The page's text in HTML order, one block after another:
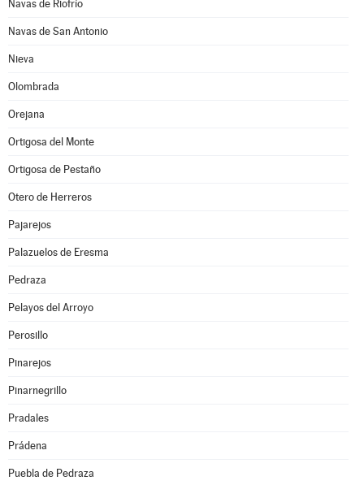
Navas de Riofrío
Navas de San Antonio
Nieva
Olombrada
Orejana
Ortigosa del Monte
Ortigosa de Pestaño
Otero de Herreros
Pajarejos
Palazuelos de Eresma
Pedraza
Pelayos del Arroyo
Perosillo
Pinarejos
Pinarnegrillo
Pradales
Prádena
Puebla de Pedraza